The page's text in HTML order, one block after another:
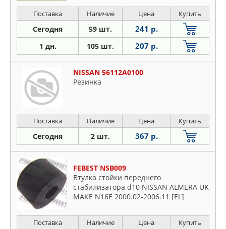
Поставка Наличие Цена Купить
Сегодня 59 шт. 241 р.
1 дн. 105 шт. 207 р.
NISSAN 56112A0100
Резинка
Поставка Наличие Цена Купить
Сегодня 2 шт. 367 р.
FEBEST NSB009
Втулка стойки переднего
стабилизатора d10 NISSAN ALMERA UK
MAKE N16E 2000.02-2006.11 [EL]
Поставка Наличие Цена Купить